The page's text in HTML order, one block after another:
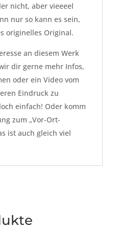
nicht, aber vieeeel
nur so kann es sein,
originelles Original.
an diesem Werk
dir gerne mehr Infos,
oder ein Video vom
Eindruck zu
einfach! Oder komm
zum „Vor-Ort-
ist auch gleich viel